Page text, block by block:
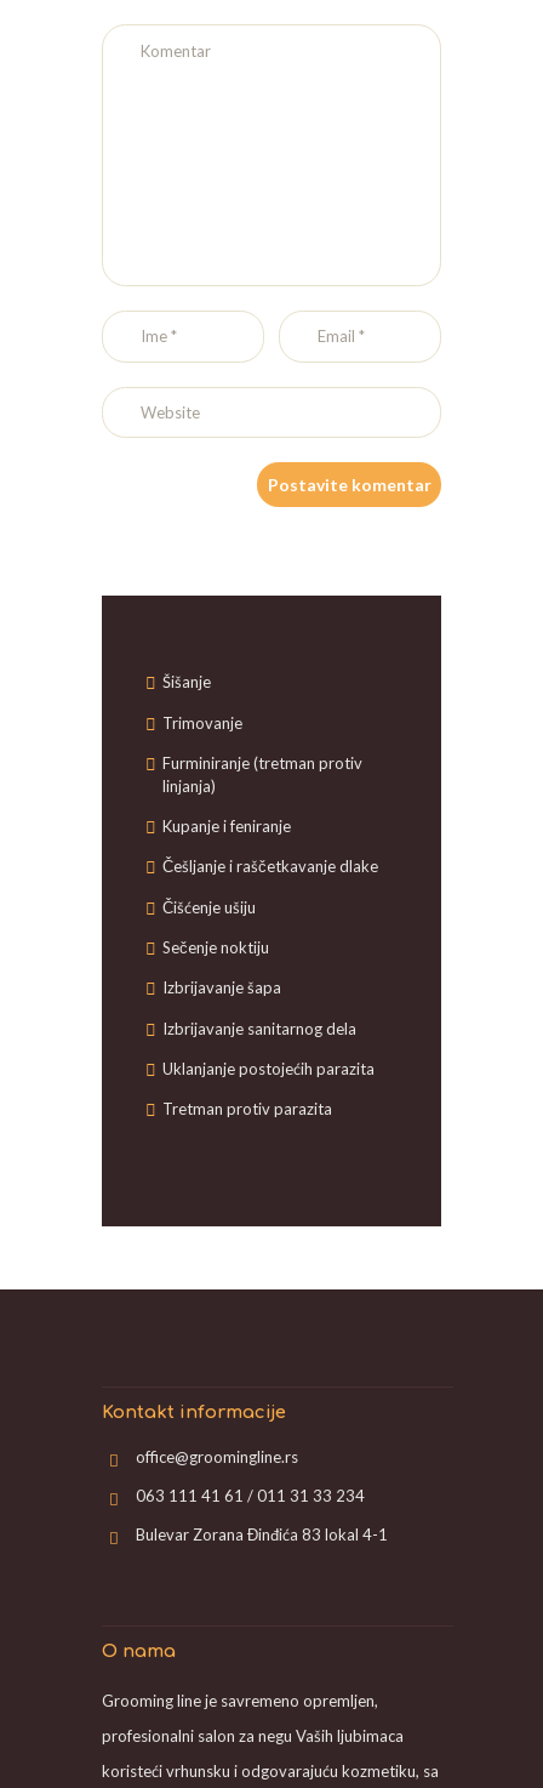
Šišanje
Trimovanje
Furminiranje (tretman protiv
linjanja)
Kupanje i feniranje
Češljanje i raščetkavanje dlake
Čišćenje ušiju
Sečenje noktiju
Izbrijavanje šapa
Izbrijavanje sanitarnog dela
Uklanjanje postojećih parazita
Tretman protiv parazita
Kontakt informacije
office@groomingline.rs
063 111 41 61 / 011 31 33 234
Bulevar Zorana Đinđića 83 lokal 4-1
O nama
Grooming line je savremeno opremljen,
profesionalni salon za negu Vaših ljubimaca
koristeći vrhunsku i odgovarajuću kozmetiku, sa